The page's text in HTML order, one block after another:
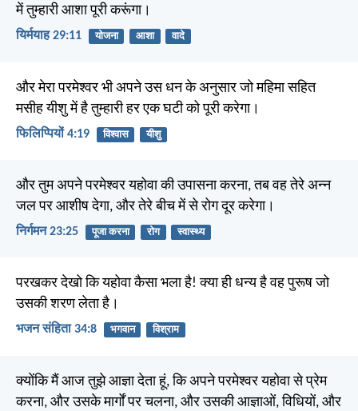
में तुम्हारी आशा पूरी करूंगा।
यिर्मयाह 29:11 योजना आशा वादे
और मेरा परमेश्वर भी अपने उस धन के अनुसार जो महिमा सहित
मसीह यीशु में है तुम्हारी हर एक घटी को पूरी करेगा।
फिलिप्पियों 4:19 विश्वास यीशु
और तुम अपने परमेश्वर यहोवा की उपासना करना, तब वह तेरे अन्न
जल पर आशीष देगा, और तेरे बीच में से रोग दूर करेगा।
निर्गमन 23:25 पूजा करना रोग स्वास्थ्य
परखकर देखो कि यहोवा कैसा भला है! क्या ही धन्य है वह पुरूष जो
उसकी शरण लेता है।
भजन संहिता 34:8 भगवान विश्राम
क्योंकि मैं आज तुझे आज्ञा देता हूं, कि अपने परमेश्वर यहोवा से प्रेम
करना, और उसके मार्गों पर चलना, और उसकी आज्ञाओं, विधियों, और